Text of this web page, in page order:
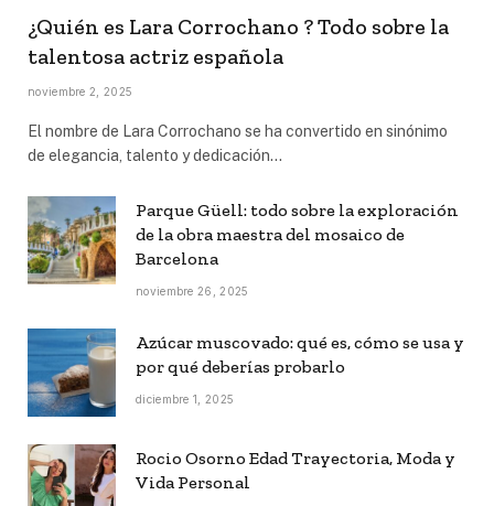
¿Quién es Lara Corrochano ? Todo sobre la
talentosa actriz española
noviembre 2, 2025
El nombre de Lara Corrochano se ha convertido en sinónimo
de elegancia, talento y dedicación…
Parque Güell: todo sobre la exploración
de la obra maestra del mosaico de
Barcelona
noviembre 26, 2025
Azúcar muscovado: qué es, cómo se usa y
por qué deberías probarlo
diciembre 1, 2025
Rocio Osorno Edad Trayectoria, Moda y
Vida Personal